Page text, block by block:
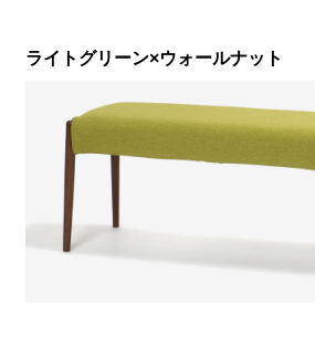
ライトグリーン×ウォールナット